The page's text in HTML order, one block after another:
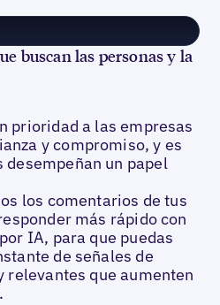
buscan las personas y la
prioridad a las empresas
y compromiso, y es
desempeñan un papel
los comentarios de tus
más rápido con
IA, para que puedas
de señales de
relevantes que aumenten